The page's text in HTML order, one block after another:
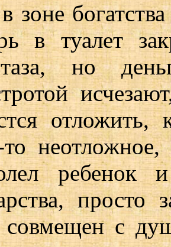
зоне
в туалет
но
отложить,
то
просто
совмещен с